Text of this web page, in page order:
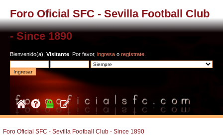
Foro Oficial SFC - Sevilla Football Club
- Since 1890
Bienvenido(a), Visitante . Por favor, ingresa o regístrate
Foro Oficial SFC - Sevilla Football Club - Since 1890